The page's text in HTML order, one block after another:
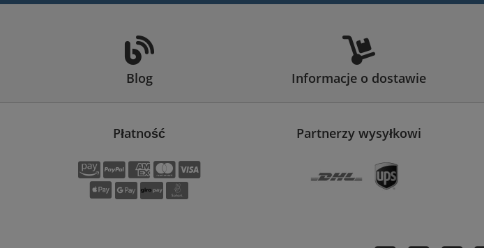
Blog Informacje o dostawie
Płatność Partnerzy wysyłkowi